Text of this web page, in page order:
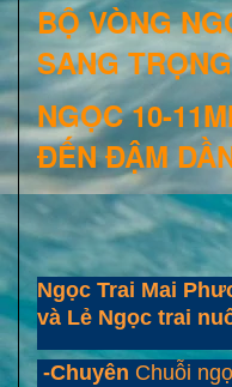
BỘ VÒNG
SANG TRỌNG
NGỌC 10-
ĐẾN ĐẬM
Ngọc Trai Mai
và Lẻ Ngọc trai
-Chuyên Chuỗi